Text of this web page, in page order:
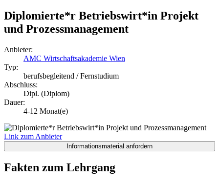
Diplomierte*r Betriebswirt*in Projekt
und Prozessmanagement
Anbieter:
AMC Wirtschaftsakademie Wien
Typ:
berufsbegleitend / Fernstudium
Abschluss:
Dipl. (Diplom)
Dauer:
4-12 Monat(e)
Link zum Anbieter
Fakten zum Lehrgang